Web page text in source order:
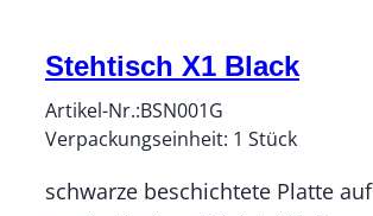
Stehtisch X1 Black
Artikel-Nr.:BSN001G
Verpackungseinheit: 1 Stück
schwarze beschichtete Platte auf